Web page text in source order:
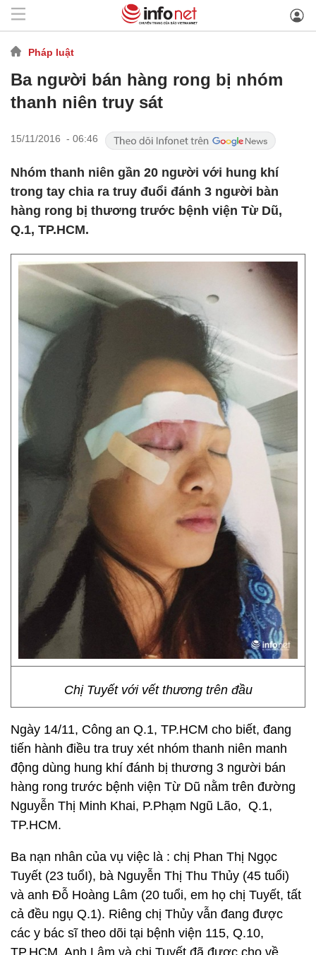
Pháp luật
Ba người bán hàng rong bị nhóm
thanh niên truy sát
15/11/2016 - 06:46
Nhóm thanh niên gần 20 người với hung khí
trong tay chia ra truy đuổi đánh 3 người bàn
hàng rong bị thương trước bệnh viện Từ Dũ,
Q.1, TP.HCM.
Chị Tuyết với vết thương trên đầu
Ngày 14/11, Công an Q.1, TP.HCM cho biết, đang
tiến hành điều tra truy xét nhóm thanh niên manh
động dùng hung khí đánh bị thương 3 người bán
hàng rong trước bệnh viện Từ Dũ nằm trên đường
Nguyễn Thị Minh Khai, P.Phạm Ngũ Lão, Q.1,
TP.HCM.
Ba nạn nhân của vụ việc là : chị Phan Thị Ngọc
Tuyết (23 tuổI), bà Nguyễn Thị Thu Thủy (45 tuổi)
và anh Đỗ Hoàng Lâm (20 tuổi, em họ chị Tuyết, tất
cả đều ngụ Q.1). Riêng chị Thủy vẫn đang được
các y bác sĩ theo dõi tại bệnh viện 115, Q.10,
TP.HCM. Anh Lâm và chị Tuyết đã được cho về